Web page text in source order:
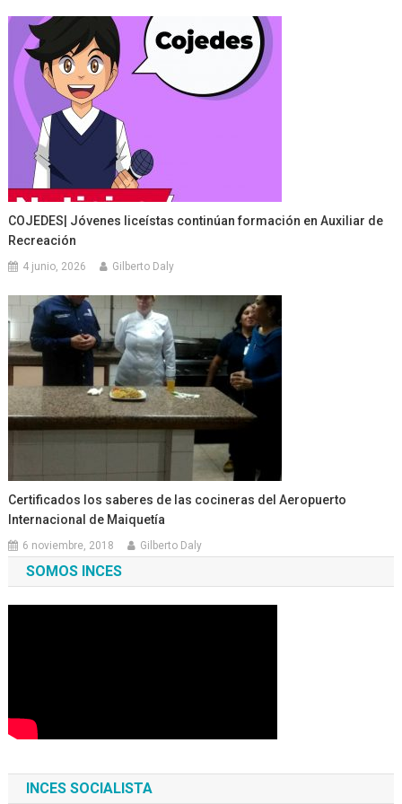
COJEDES| Jóvenes liceístas continúan formación en Auxiliar de
Recreación
4 junio, 2026 Gilberto Daly
Certificados los saberes de las cocineras del Aeropuerto
Internacional de Maiquetía
6 noviembre, 2018 Gilberto Daly
SOMOS INCES
INCES SOCIALISTA